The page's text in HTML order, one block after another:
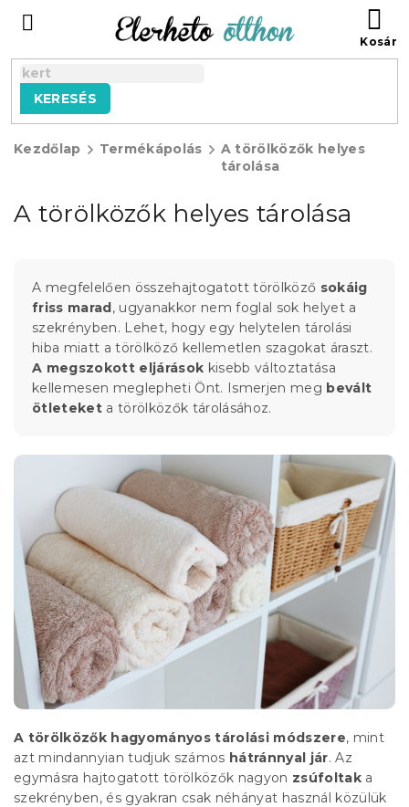
tartalomhoz
KERESÉS
Kezdőlap Termékápolás
A törölközők helyes
tárolása
A törölközők helyes tárolása
A megfelelően összehajtogatott törölköző sokáig
friss marad, ugyanakkor nem foglal sok helyet a
szekrényben. Lehet, hogy egy helytelen tárolási
hiba miatt a törölköző kellemetlen szagokat áraszt.
A megszokott eljárások kisebb változtatása
kellemesen meglepheti Önt. Ismerjen meg bevált
ötleteket a törölközők tárolásához.
A törölközők hagyományos tárolási módszere, mint
azt mindannyian tudjuk számos hátránnyal jár. Az
egymásra hajtogatott törölközők nagyon zsúfoltak a
szekrényben, és gyakran csak néhányat használ közülük